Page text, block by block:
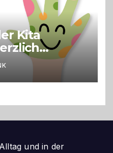
Kita
und in der